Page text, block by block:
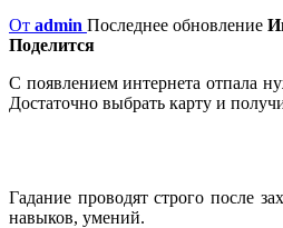
От admin Последнее обновление
Поделится
С появлением интернета отпала
Достаточно выбрать карту и
Гадание проводят строго после
навыков, умений.